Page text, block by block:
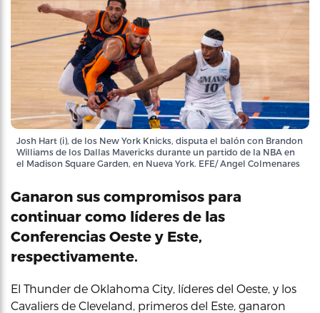
Josh Hart (i), de los New York Knicks, disputa el balón con Brandon
Williams de los Dallas Mavericks durante un partido de la NBA en
el Madison Square Garden, en Nueva York. EFE/ Angel Colmenares
Ganaron sus compromisos para
continuar como líderes de las
Conferencias Oeste y Este,
respectivamente.
El Thunder de Oklahoma City, líderes del Oeste, y los
Cavaliers de Cleveland, primeros del Este, ganaron